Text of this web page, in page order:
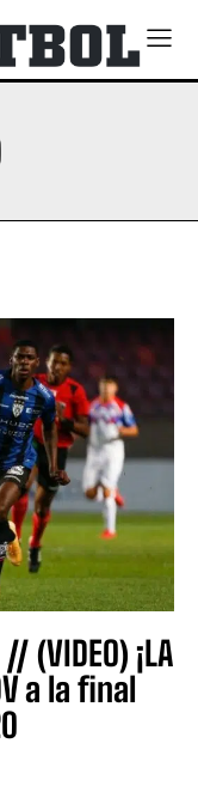
(VIDEO) ¡LA
a la final